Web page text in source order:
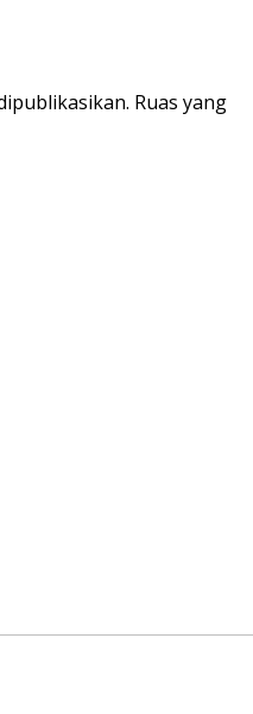
Ruas yang